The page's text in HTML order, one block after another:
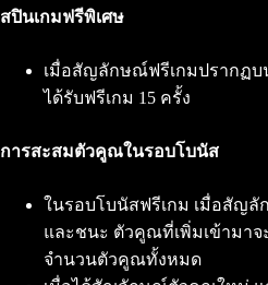
สปินเกมฟรีพิเศษ
เมื่อสัญลักษณ์ฟรีเกมปรากฏบ
ได้รับฟรีเกม 15 ครั้ง
การสะสมตัวคูณในรอบโบนัส
ในรอบโบนัสฟรีเกม เมื่อสัญ
และชนะ ตัวคูณที่เพิ่มเข้ามา
จำนวนตัวคูณทั้งหมด